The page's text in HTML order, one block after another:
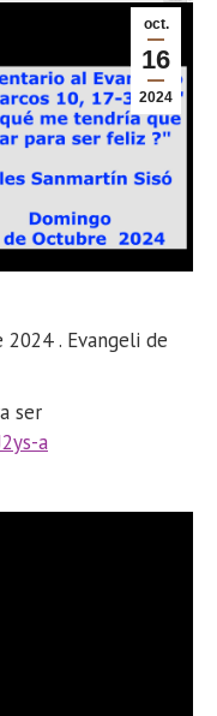
oct.
16
2024
. Evangeli de
ser
a